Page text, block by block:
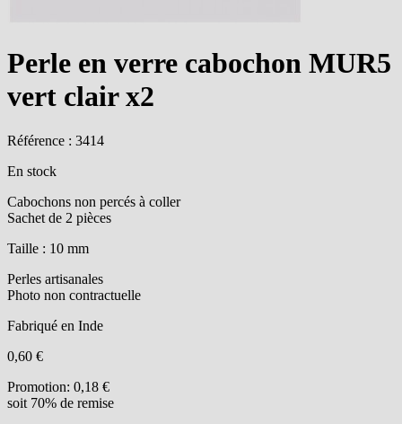
Perle en verre cabochon MUR5
vert clair x2
Référence : 3414
En stock
Cabochons non percés à coller
Sachet de 2 pièces
Taille : 10 mm
Perles artisanales
Photo non contractuelle
Fabriqué en Inde
0,60 €
Promotion: 0,18 €
soit 70% de remise